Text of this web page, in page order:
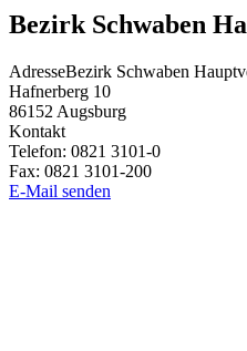
Bezirk Schwaben
AdresseBezirk Schwaben
Hafnerberg 10
86152 Augsburg
Kontakt
Telefon: 0821 3101-0
Fax: 0821 3101-200
E-Mail senden